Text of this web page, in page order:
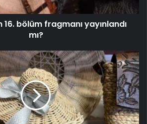
16. bölüm fragmanı yayınlandı
mı?